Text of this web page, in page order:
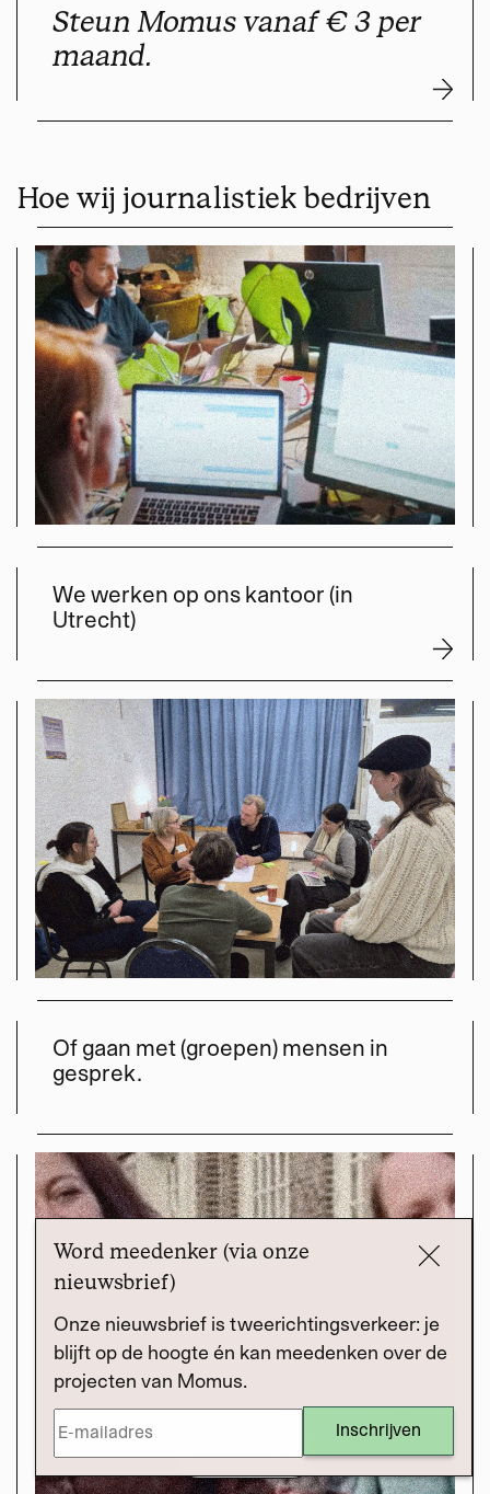
Draag bij
Steun Momus vanaf € 3 per
maand.
Hoe wij journalistiek bedrijven
We werken op ons kantoor (in
Utrecht)
Of gaan met (groepen) mensen in
gesprek.
Word meedenker (via onze
nieuwsbrief)
Onze nieuwsbrief is tweerichtingsverkeer: je
blijft op de hoogte én kan meedenken over de
projecten van Momus.